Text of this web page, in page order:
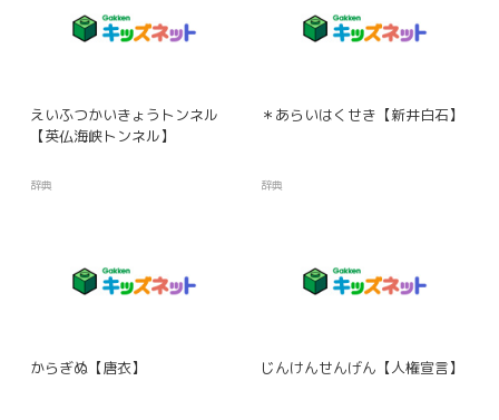
えいふつかいきょうトンネル
【英仏海峡トンネル】
辞典
＊あらいはくせき【新井白石】
辞典
からぎぬ【唐衣】 じんけんせんげん【人権宣言】